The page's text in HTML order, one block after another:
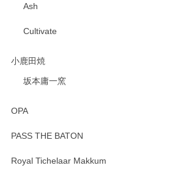
Ash
Cultivate
小鹿田焼
坂本庸一窯
OPA
PASS THE BATON
Royal Tichelaar Makkum